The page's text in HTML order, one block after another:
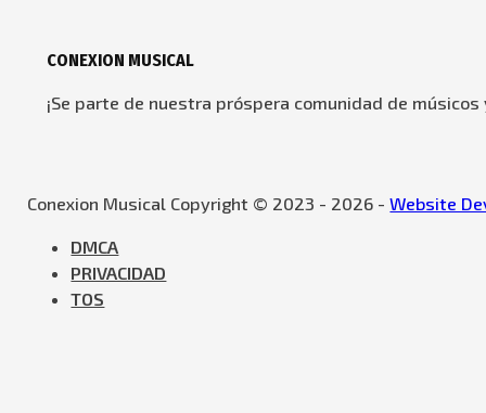
CONEXION MUSICAL
¡Se parte de nuestra próspera comunidad de
Conexion Musical Copyright © 2023 - 2026 -Website
DMCA
PRIVACIDAD
TOS